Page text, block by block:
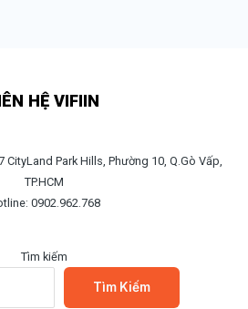
HỆ VIFIIN
Park Hills, Phường 10, Q.Gò Vấp,
TP.HCM
0902.962.768
Tìm kiếm
Tìm Kiếm